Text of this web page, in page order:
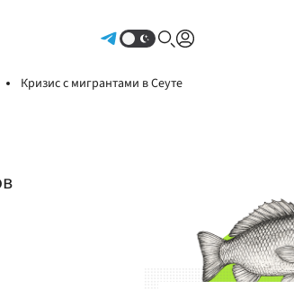
Кризис с мигрантами в Сеуте